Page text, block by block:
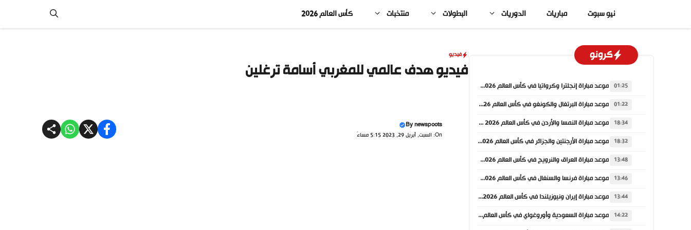
المحتوى
نيو سبوت مباريات الدوريات البطولات منتخبات كأس العالم 2026
فيديو
فيديو هدف عالمي للمغربي أسامة ترغلين
Bynewspoots
On: السبت, أبريل 29, 2023 5:15 مساءً
كرونو
01:25 موعد مباراة إنجلترا وكرواتيا في كأس العالم 2026 والقنوات الناقلة
01:22 موعد مباراة البرتغال والكونغو في كأس العالم 2026 والقنوات الناقلة
18:34 موعد مباراة النمسا والأردن في كأس العالم 2026 والقنوات الناقلة
18:32 موعد مباراة الأرجنتين والجزائر في كأس العالم 2026 والقنوات الناقلة
13:48 موعد مباراة العراق والنرويج في كأس العالم 2026 والقنوات الناقلة
13:46 موعد مباراة فرنسا والسنغال في كأس العالم 2026 والقنوات الناقلة
13:44 موعد مباراة إيران ونيوزيلندا في كأس العالم 2026 والقنوات الناقلة
14:22 موعد مباراة السعودية وأوروغواي في كأس العالم 2026 والقنوات الناقلة